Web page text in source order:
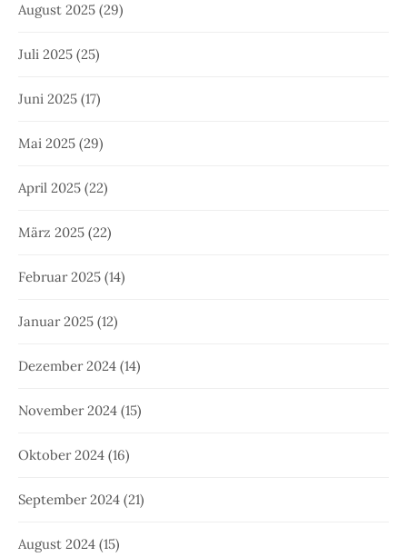
August 2025 (29)
Juli 2025 (25)
Juni 2025 (17)
Mai 2025 (29)
April 2025 (22)
März 2025 (22)
Februar 2025 (14)
Januar 2025 (12)
Dezember 2024 (14)
November 2024 (15)
Oktober 2024 (16)
September 2024 (21)
August 2024 (15)